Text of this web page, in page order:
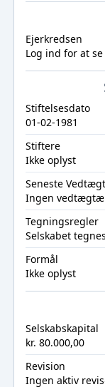
Ejerkredsen
Log ind for at
Stiftelsesdato
01-02-1981
Stiftere
Ikke oplyst
Seneste
Ingen
Tegningsregler
Selskabet
Formål
Ikke oplyst
Selskabskapital
kr. 80.000,00
Revision
Ingen aktiv